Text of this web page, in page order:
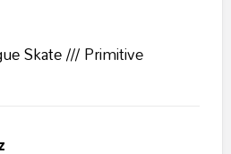
Skate/// Primitive